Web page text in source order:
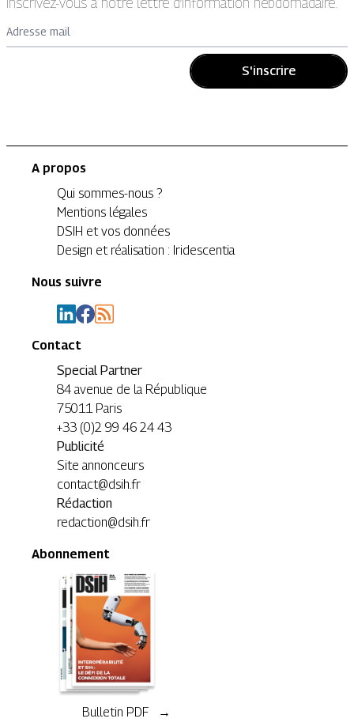
Adresse mail
S'inscrire
A propos
Qui sommes-nous ?
Mentions légales
DSIH et vos données
Design et réalisation : Iridescentia
Nous suivre
Contact
Special Partner
84 avenue de la République
75011 Paris
+33 (0)2 99 46 24 43
Publicité
Site annonceurs
contact@dsih.fr
Rédaction
redaction@dsih.fr
Abonnement
Bulletin PDF →